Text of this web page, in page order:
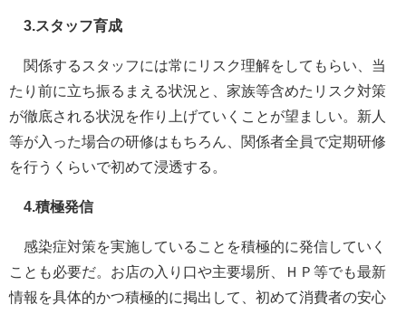
3.スタッフ育成
関係するスタッフには常にリスク理解をしてもらい、当
たり前に立ち振るまえる状況と、家族等含めたリスク対策
が徹底される状況を作り上げていくことが望ましい。新人
等が入った場合の研修はもちろん、関係者全員で定期研修
を行うくらいで初めて浸透する。
4.積極発信
感染症対策を実施していることを積極的に発信していく
ことも必要だ。お店の入り口や主要場所、ＨＰ等でも最新
情報を具体的かつ積極的に掲出して、初めて消費者の安心